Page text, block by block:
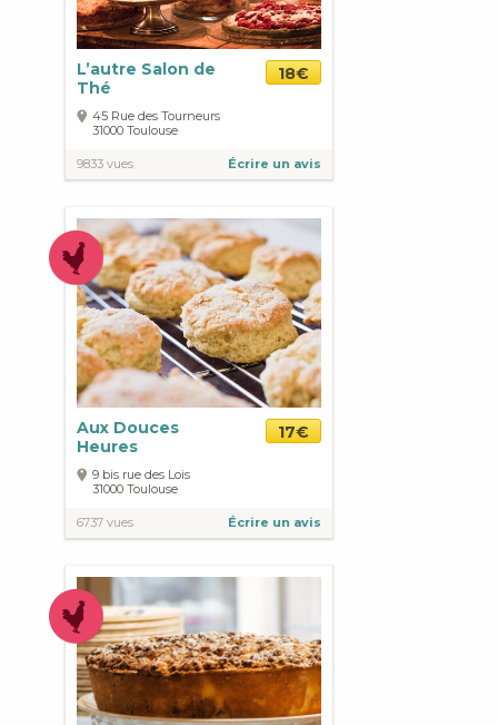
L’autre Salon de
Thé
18€
45 Rue des Tourneurs
31000 Toulouse
9833 vues Écrire un avis
Aux Douces
Heures
17€
9 bis rue des Lois
31000 Toulouse
6737 vues Écrire un avis